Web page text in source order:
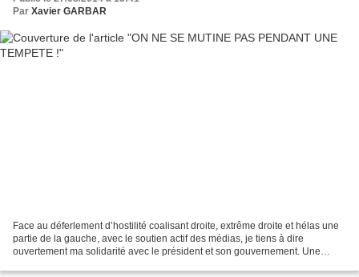
Par Xavier GARBAR
Face au déferlement d’hostilité coalisant droite, extrême droite et hélas une
partie de la gauche, avec le soutien actif des médias, je tiens à dire
ouvertement ma solidarité avec le président et son gouvernement. Une